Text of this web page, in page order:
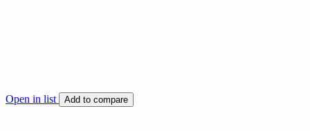
Open in list Add to compare